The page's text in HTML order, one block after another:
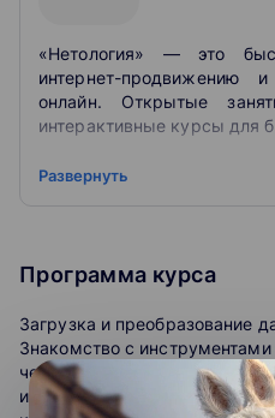
«Нетология» — это
интернет-продвижению
онлайн. Открытые
интерактивные курсы для
Нетология – это онлайн-
специалисты,
Google, Яндекс,
крупнейших компаниях.
владельцами
бизнесов.
Нетология была
Развернуть
Программа курса
Загрузка и преобразование
Знакомство с
четырёх этапов решения
источников данных для